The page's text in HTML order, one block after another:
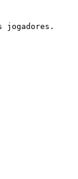
jogadores.